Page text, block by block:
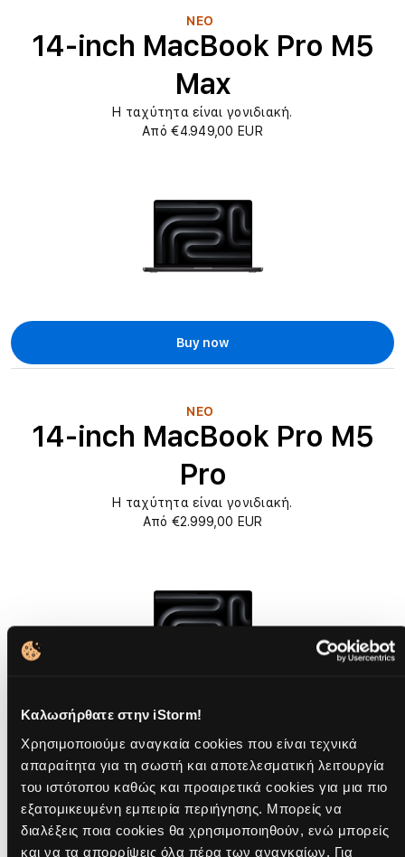
Καλωσήρθατε στην iStorm!
Χρησιμοποιούμε αναγκαία cookies που είναι τεχνικά
απαραίτητα για τη σωστή και αποτελεσματική λειτουργία
του ιστότοπου καθώς και προαιρετικά cookies για μια πιο
εξατομικευμένη εμπειρία περιήγησης. Μπορείς να
διαλέξεις ποια cookies θα χρησιμοποιηθούν, ενώ μπορείς
και να τα απορρίψεις όλα πέρα των αναγκαίων. Για
ΝΕΟ
14-inch MacBook Pro M5
Max
Η ταχύτητα είναι γονιδιακή.
Από €4.949,00 EUR
Buy now
ΝΕΟ
14-inch MacBook Pro M5
Pro
Η ταχύτητα είναι γονιδιακή.
Από €2.999,00 EUR
14-inch MacBook Pro M5
Υπερδύναμη Μ5.